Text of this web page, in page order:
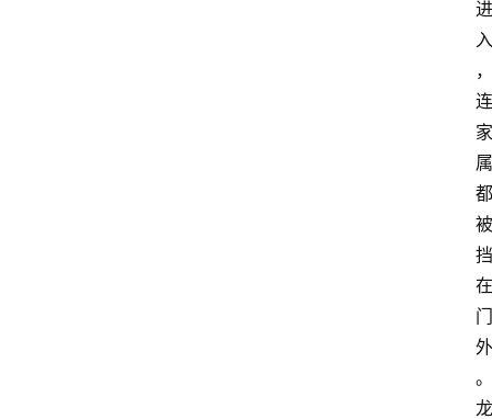
进
入
，
连
家
属
都
被
挡
在
门
外
。
龙